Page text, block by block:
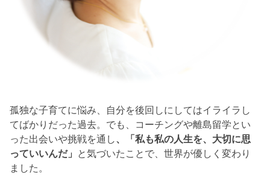
孤独な子育てに悩み、自分を後回しにしてはイライラし
てばかりだった過去。でも、コーチングや離島留学とい
った出会いや挑戦を通し、「私も私の人生を、大切に思
っていいんだ」 と気づいたことで、世界が優しく変わり
ました。